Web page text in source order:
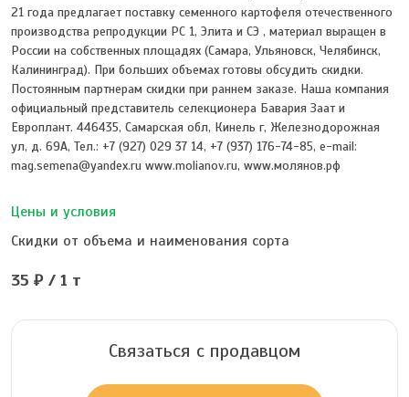
21 года предлагает поставку семенного картофеля отечественного
производства репродукции РС 1, Элита и СЭ , материал выращен в
России на собственных площадях (Самара, Ульяновск, Челябинск,
Калининград). При больших объемах готовы обсудить скидки.
Постоянным партнерам скидки при раннем заказе. Наша компания
официальный представитель селекционера Бавария Заат и
Европлант. 446435, Самарская обл, Кинель г, Железнодорожная
ул, д. 69А, Тел.: +7 (927) 029 37 14, +7 (937) 176-74-85, e-mail:
mag.semena@yandex.ru www.molianov.ru, www.молянов.рф
Цены и условия
Скидки от объема и наименования сорта
35 ₽ / 1 т
Связаться с продавцом